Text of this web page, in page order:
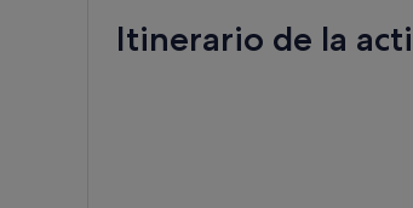
Itinerario de la